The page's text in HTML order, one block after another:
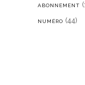
ABONNEMENT
NUMÉRO (44)